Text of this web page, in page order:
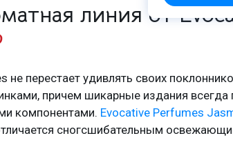
линия от
не перестает удивлять своих
причем шикарные издания всегда
компонентами. Evocative Perfumes
сногсшибательным